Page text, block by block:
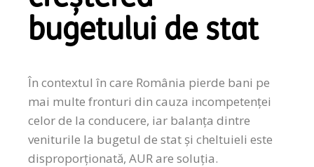
bugetului de stat
În contextul în care România pierde bani pe
mai multe fronturi din cauza incompetenței
celor de la conducere, iar balanța dintre
veniturile la bugetul de stat și cheltuieli este
disproporționată, AUR are soluția.